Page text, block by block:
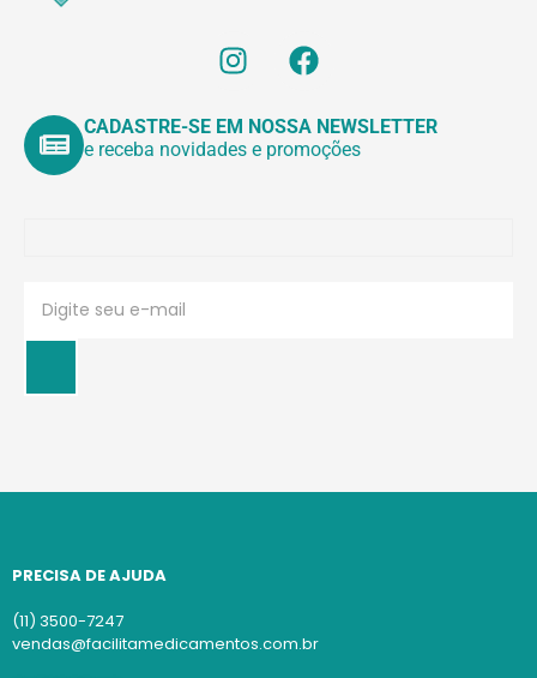
CADASTRE-SE EM NOSSA NEWSLETTER
e receba novidades e promoções
PRECISA DE AJUDA
(11) 3500-7247
vendas@facilitamedicamentos.com.br